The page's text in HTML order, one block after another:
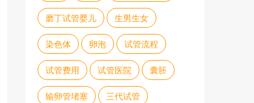
磨丁试管婴儿 生男生女
染色体 卵泡 试管流程
试管费用 试管医院 囊胚
输卵管堵塞 三代试管